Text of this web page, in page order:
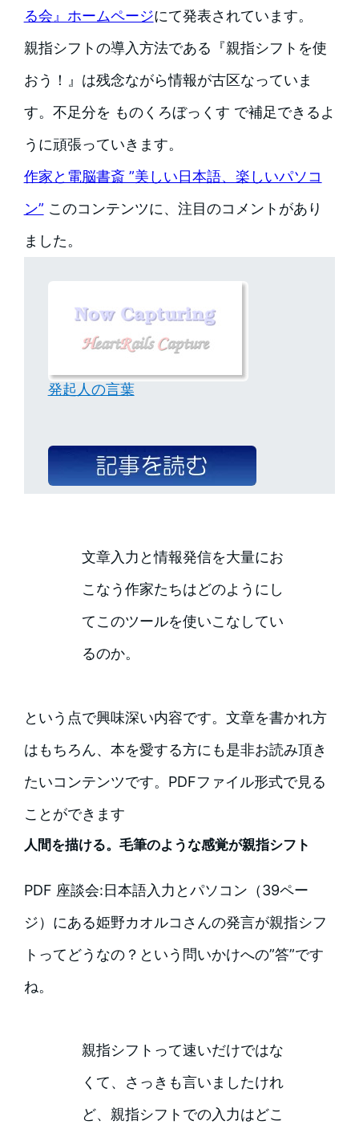
る会』ホームページにて発表されています。
親指シフトの導入方法である『親指シフトを使
おう！』は残念ながら情報が古区なっていま
す。不足分を ものくろぼっくす で補足できるよ
うに頑張っていきます。
作家と電脳書斎 ”美しい日本語、楽しいパソコ
ン” このコンテンツに、注目のコメントがあり
ました。
発起人の言葉
文章入力と情報発信を大量にお
こなう作家たちはどのようにし
てこのツールを使いこなしてい
るのか。
という点で興味深い内容です。文章を書かれ方
はもちろん、本を愛する方にも是非お読み頂き
たいコンテンツです。PDFファイル形式で見る
ことができます
人間を描ける。毛筆のような感覚が親指シフト
PDF 座談会:日本語入力とパソコン（39ペー
ジ）にある姫野カオルコさんの発言が親指シフ
トってどうなの？という問いかけへの”答”です
ね。
親指シフトって速いだけではな
くて、さっきも言いましたけれ
ど、親指シフトでの入力はどこ